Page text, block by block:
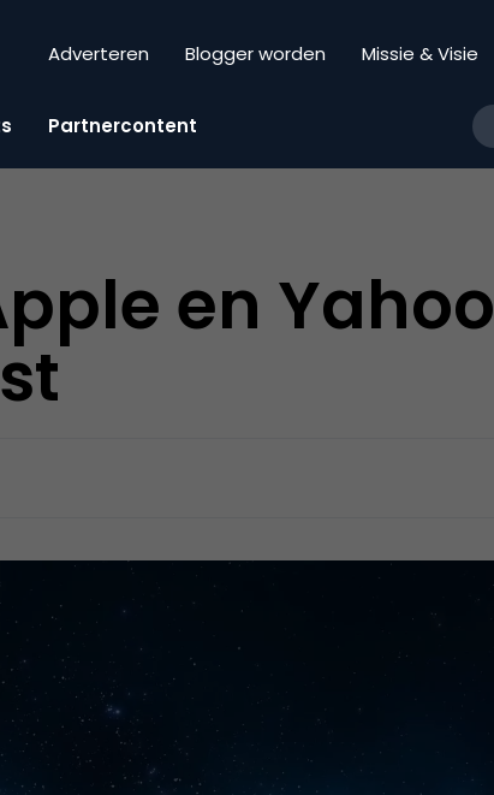
Adverteren Blogger worden Missie & Visie
Partnercontent
en Yahoo